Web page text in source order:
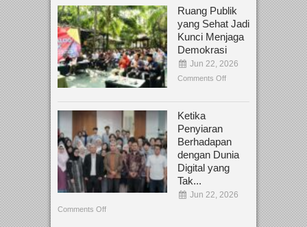
Ruang Publik
yang Sehat Jadi
Kunci Menjaga
Demokrasi
Jun 22, 2026
Comments Off
Ketika
Penyiaran
Berhadapan
dengan Dunia
Digital yang
Tak...
Jun 22, 2026
Comments Off